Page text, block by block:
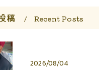
稿 Recent Posts
2026/08/04